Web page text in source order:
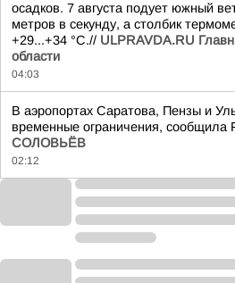
осадков. 7 августа подует южный
метров в секунду, а столбик
+29...+34 °C.// ULPRAVDA.RU
области
04:03
В аэропортах Саратова, Пензы и
временные ограничения, сообщила
СОЛОВЬЁВ
02:12